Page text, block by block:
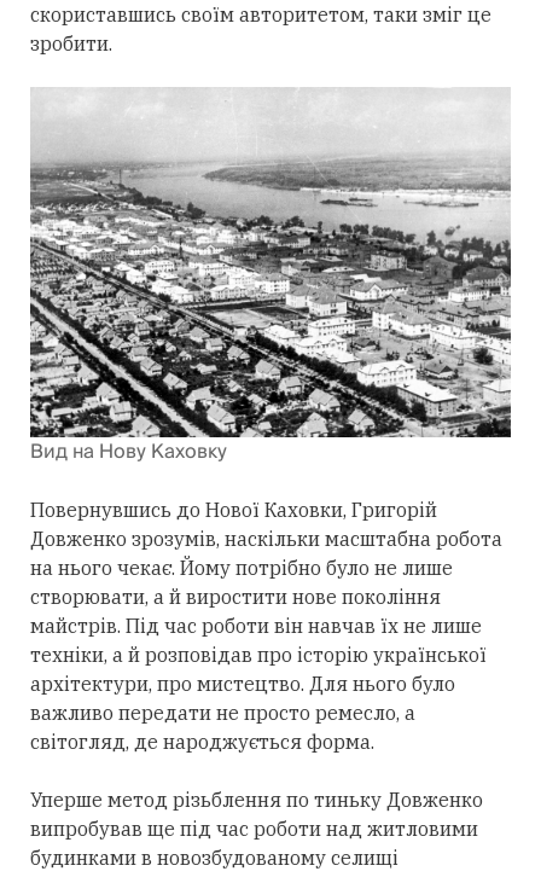
скориставшись своїм авторитетом, таки зміг це
зробити.
Вид на Нову Каховку
Повернувшись до Нової Каховки, Григорій
Довженко зрозумів, наскільки масштабна робота
на нього чекає. Йому потрібно було не лише
створювати, а й виростити нове покоління
майстрів. Під час роботи він навчав їх не лише
техніки, а й розповідав про історію української
архітектури, про мистецтво. Для нього було
важливо передати не просто ремесло, а
світогляд, де народжується форма.
Уперше метод різьблення по тиньку Довженко
випробував ще під час роботи над житловими
будинками в новозбудованому селищі